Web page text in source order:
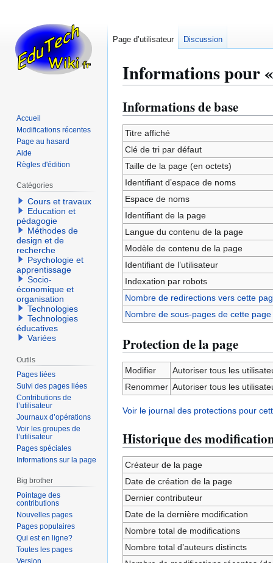
Informations pour
Aller
à
la
navigation
Aller
à
la
recherche
Informations de base
Titre affiché
Clé de tri par défaut
Taille de la page (en octets)
Identifiant dʼespace de noms
Espace de noms
Identifiant de la page
Langue du contenu de la page
Modèle de contenu de la page
Identifiant de l’utilisateur
Indexation par robots
Nombre de redirections vers cette
Nombre de sous-pages de cette page
Protection de la page
Modifier
Autoriser tous les
Renommer Autoriser tous les
Voir le journal des protections pour
Historique des
Créateur de la page
Date de création de la page
Dernier contributeur
Date de la dernière modification
Nombre total de modifications
Nombre total d’auteurs distincts
Page d’utilisateur Discussion
Accueil
Modifications récentes
Page au hasard
Aide
Règles d'édition
Catégories
Cours et travaux
Education et
pédagogie
Méthodes de
design et de
recherche
Psychologie et
apprentissage
Socio-
économique et
organisation
Technologies
Technologies
éducatives
Variées
Outils
Pages liées
Suivi des pages liées
Contributions de
l’utilisateur
Journaux d’opérations
Voir les groupes de
l’utilisateur
Pages spéciales
Informations sur la page
Big brother
Pointage des
contributions
Nouvelles pages
Pages populaires
Qui est en ligne?
Toutes les pages
Version